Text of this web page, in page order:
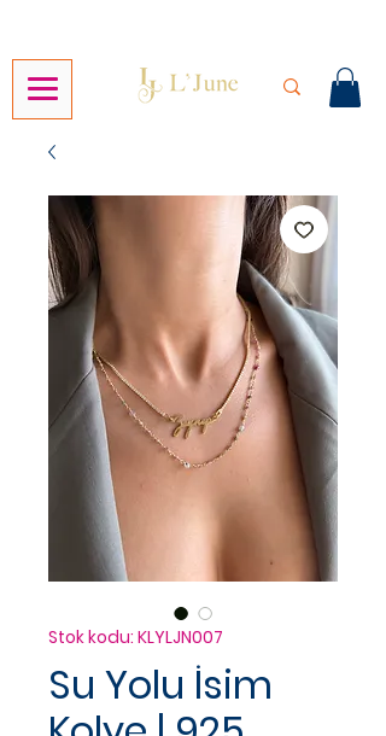
Stok kodu: KLYLJN007
Su Yolu İsim